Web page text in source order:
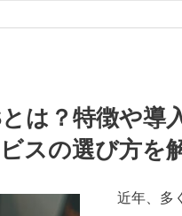
は？特徴や導
スの選び方を
近年、多